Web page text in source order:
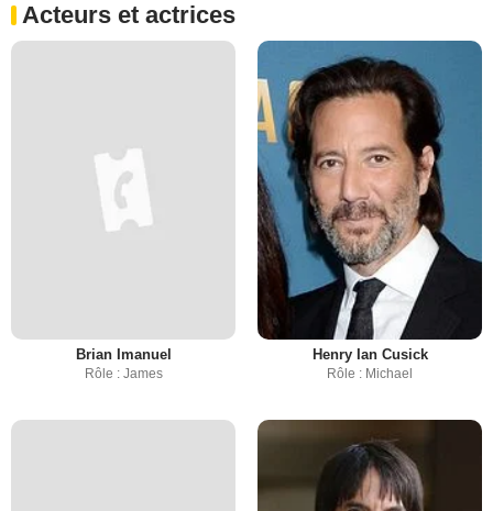
Acteurs et actrices
Brian Imanuel
Rôle : James
Henry Ian Cusick
Rôle : Michael